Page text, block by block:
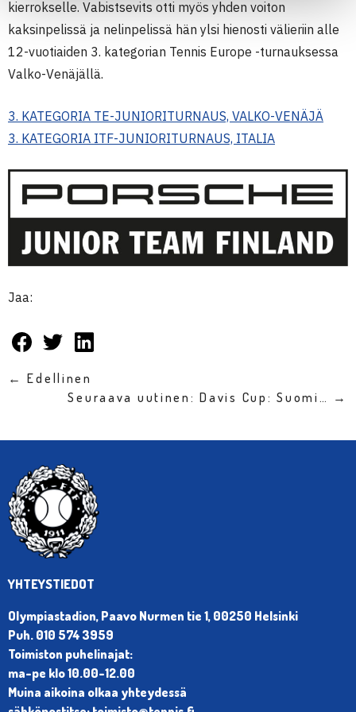
kierrokselle. Vabistsevits otti myös yhden voiton
kaksinpelissä ja nelinpelissä hän ylsi hienosti välieriin alle
12-vuotiaiden 3. kategorian Tennis Europe -turnauksessa
Valko-Venäjällä.
3. KATEGORIA TE-JUNIORITURNAUS, VALKO-VENÄJÄ
3. KATEGORIA ITF-JUNIORITURNAUS, ITALIA
Jaa:
← Edellinen
Seuraava uutinen: Davis Cup: Suomi… →
YHTEYSTIEDOT
Olympiastadion, Paavo Nurmen tie 1, 00250 Helsinki
Puh. 010 574 3959
Toimiston puhelinajat:
ma-pe klo 10.00-12.00
Muina aikoina olkaa yhteydessä